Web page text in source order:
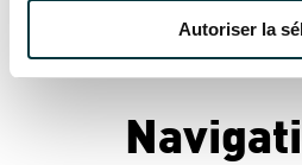
Autoriser la